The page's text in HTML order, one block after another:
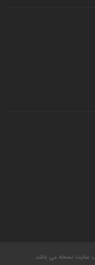
سایت نسخه می باشد.